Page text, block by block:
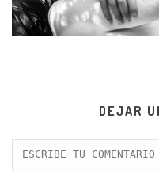
DEJAR